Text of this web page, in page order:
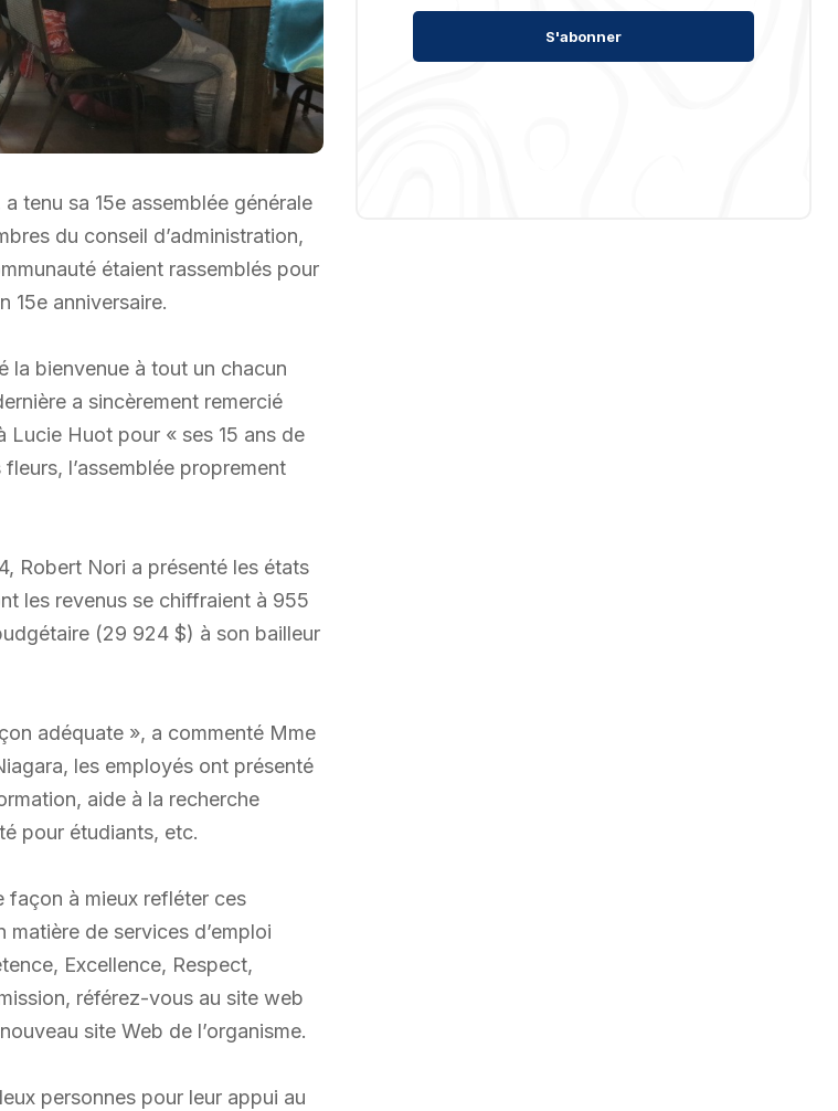
tenu sa 15e assemblée générale
du conseil d’administration,
étaient rassemblés pour
15e anniversaire.
la bienvenue à tout un chacun
a sincèrement remercié
Lucie Huot pour « ses 15 ans de
l’assemblée proprement
Robert Nori a présenté les états
les revenus se chiffraient à 955
(29 924 $) à son bailleur
adéquate », a commenté Mme
les employés ont présenté
aide à la recherche
pour étudiants, etc.
façon à mieux refléter ces
de services d’emploi
Excellence, Respect,
référez-vous au site web
site Web de l’organisme.
personnes pour leur appui au